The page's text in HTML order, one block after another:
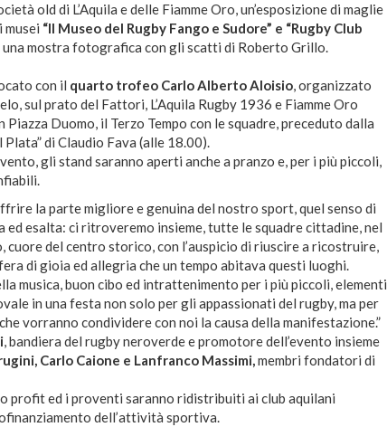
old di L’Aquila e delle Fiamme Oro, un’esposizione di maglie
“Il Museo del Rugby Fango e Sudore” e “Rugby Club
una mostra fotografica con gli scatti di Roberto Grillo.
con il quarto trofeo Carlo Alberto Aloisio, organizzato
sul prato del Fattori, L’Aquila Rugby 1936 e Fiamme Oro
Duomo, il Terzo Tempo con le squadre, preceduto dalla
di Claudio Fava (alle 18.00).
gli stand saranno aperti anche a pranzo e, per i più piccoli,
la parte migliore e genuina del nostro sport, quel senso di
ed esalta: ci ritroveremo insieme, tutte le squadre cittadine, nel
cuore del centro storico, con l’auspicio di riuscire a ricostruire,
di gioia ed allegria che un tempo abitava questi luoghi.
musica, buon cibo ed intrattenimento per i più piccoli, elementi
in una festa non solo per gli appassionati del rugby, ma per
vorranno condividere con noi la causa della manifestazione.”
, bandiera del rugby neroverde e promotore dell’evento insieme
Carlo Caione e Lanfranco Massimi,membri fondatori di
profit ed i proventi saranno ridistribuiti ai club aquilani
dell’attività sportiva.